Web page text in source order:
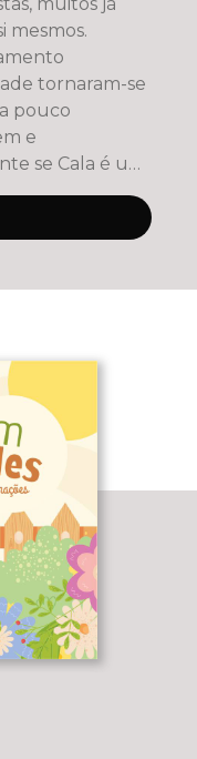
mesmos.
tornaram-se
pouco
e